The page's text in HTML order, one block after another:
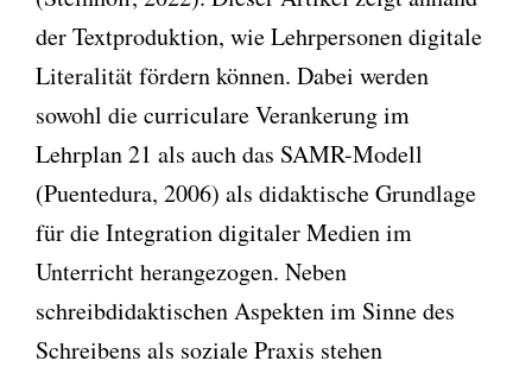
der Textproduktion, wie Lehrpersonen digitale
Literalität fördern können. Dabei werden
sowohl die curriculare Verankerung im
Lehrplan 21 als auch das SAMR-Modell
(Puentedura, 2006) als didaktische Grundlage
für die Integration digitaler Medien im
Unterricht herangezogen. Neben
schreibdidaktischen Aspekten im Sinne des
Schreibens als soziale Praxis stehen